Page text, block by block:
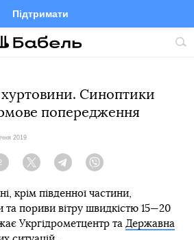
Підтримати
FacebookTelegramTwitter
хуртовини. Синоптики
попередження
2019
Twitter TelegramViber
крім південної частини,
та пориви вітру швидкістю 15—20
Укргідрометцентр та Державна